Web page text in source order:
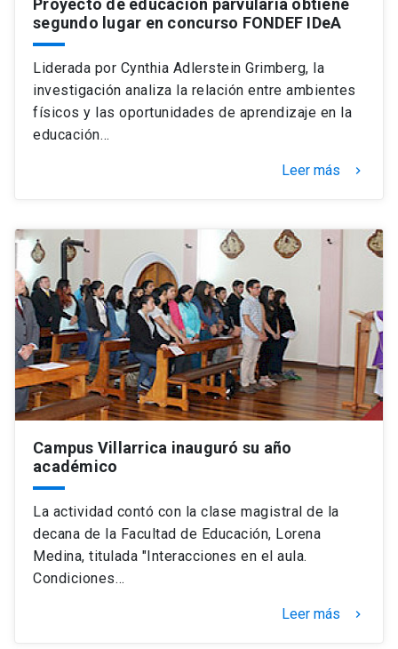
Proyecto de educación parvularia obtiene
segundo lugar en concurso FONDEF IDeA
Liderada por Cynthia Adlerstein Grimberg, la
investigación analiza la relación entre ambientes
físicos y las oportunidades de aprendizaje en la
educación…
Leer más keyboard_arrow_right
Campus Villarrica inauguró su año
académico
La actividad contó con la clase magistral de la
decana de la Facultad de Educación, Lorena
Medina, titulada "Interacciones en el aula.
Condiciones…
Leer más keyboard_arrow_right